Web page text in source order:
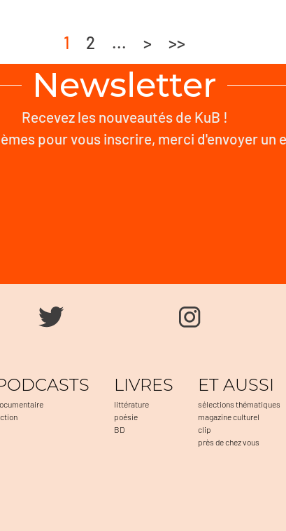
1 2 ... > >>
Newsletter
Recevez les nouveautés de KuB !
pour vous inscrire, merci d'envoyer un
LIVRES
littérature
poésie
BD
ET AUSSI
sélections thématiques
magazine culturel
clip
près de chez vous